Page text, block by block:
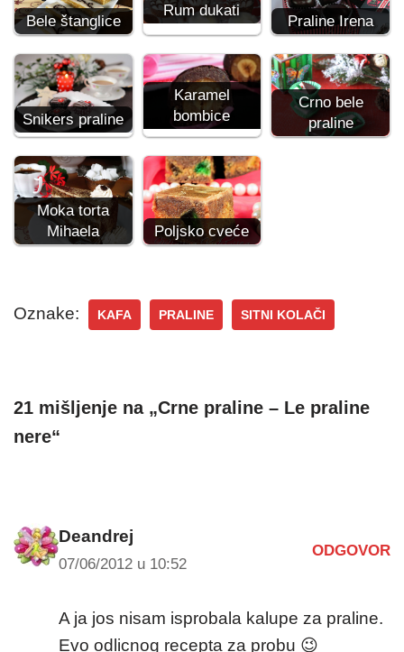
Bele štanglice
Rum dukati
Praline Irena
Snikers praline
Karamel
bombice
Crno bele
praline
Moka torta
Mihaela
Poljsko cveće
Oznake: KAFA PRALINE SITNI KOLAČI
21 mišljenje na „Crne praline – Le praline
nere“
Deandrej
07/06/2012 u 10:52
ODGOVOR
A ja jos nisam isprobala kalupe za praline.
Evo odlicnog recepta za probu 😉